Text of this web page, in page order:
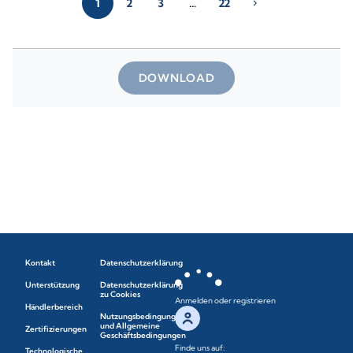
1 2 3 … 22 chevron_right
DOWNLOAD
Kontakt
Unterstützung
Händlerbereich
Zertifizierungen
Datenschutzerklärung
Datenschutzerklärung
zu Cookies
Nutzungsbedingungen
und Allgemeine
Geschäftsbedingungen
Anmelden oder registrieren
Finde uns auf: